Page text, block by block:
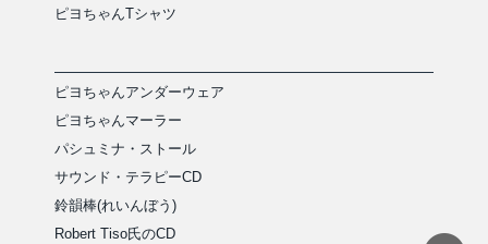
ピヨちゃんTシャツ
ピヨちゃんアンダーウェア
ピヨちゃんマーラー
パシュミナ・ストール
サウンド・テラピーCD
鈴韻棒(れいんぼう)
Robert Tiso氏のCD